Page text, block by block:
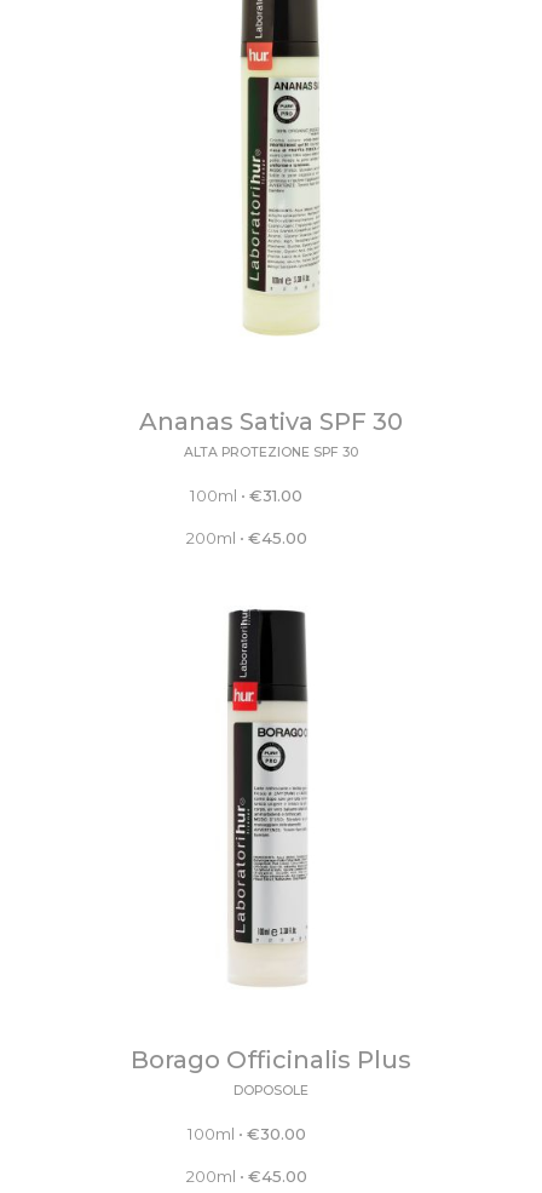
Ananas Sativa SPF 30
ALTA PROTEZIONE SPF 30
100ml •€31.00
200ml • €45.00
Borago Officinalis Plus
DOPOSOLE
100ml • €30.00
200ml • €45.00